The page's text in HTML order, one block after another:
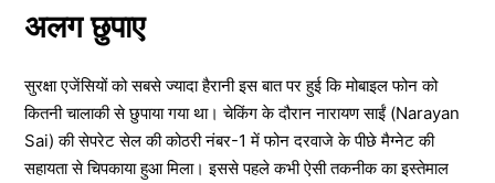
अलग छुपाए
सुरक्षा एजेंसियों को सबसे ज्यादा हैरानी इस बात पर हुई कि मोबाइल फोन को
कितनी चालाकी से छुपाया गया था। चेकिंग के दौरान नारायण साईं (Narayan
Sai) की सेपरेट सेल की कोठरी नंबर-1 में फोन दरवाजे के पीछे मैग्नेट की
सहायता से चिपकाया हुआ मिला। इससे पहले कभी ऐसी तकनीक का इस्तेमाल